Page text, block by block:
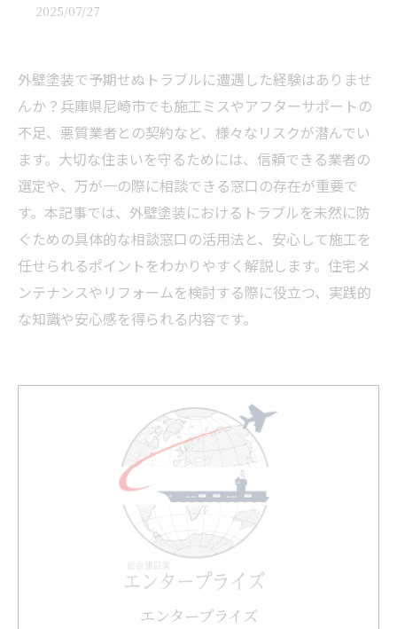
2025/07/27
外壁塗装で予期せぬトラブルに遭遇した経験はありませ
んか？兵庫県尼崎市でも施工ミスやアフターサポートの
不足、悪質業者との契約など、様々なリスクが潜んでい
ます。大切な住まいを守るためには、信頼できる業者の
選定や、万が一の際に相談できる窓口の存在が重要で
す。本記事では、外壁塗装におけるトラブルを未然に防
ぐための具体的な相談窓口の活用法と、安心して施工を
任せられるポイントをわかりやすく解説します。住宅メ
ンテナンスやリフォームを検討する際に役立つ、実践的
な知識や安心感を得られる内容です。
エンタープライズ